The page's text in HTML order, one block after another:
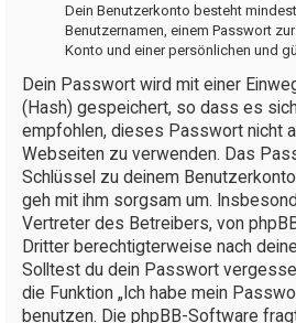
Dein Benutzerkonto besteht
Benutzernamen, einem Passwort
Konto und einer persönlichen und
Dein Passwort wird mit einer
(Hash) gespeichert, so dass es
empfohlen, dieses Passwort nicht
Webseiten zu verwenden. Das
Schlüssel zu deinem
geh mit ihm sorgsam um.
Vertreter des Betreibers, von
Dritter berechtigterweise nach
Solltest du dein Passwort
die Funktion „Ich habe mein
benutzen. Die phpBB-Software